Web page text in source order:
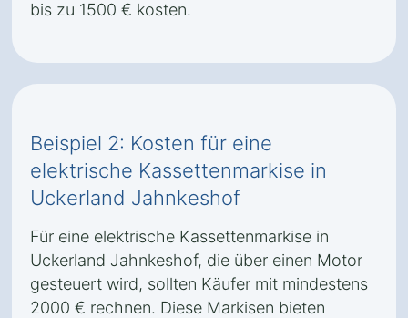
bis zu 1500 € kosten.
Beispiel 2: Kosten für eine
elektrische Kassettenmarkise in
Uckerland Jahnkeshof
Für eine elektrische Kassettenmarkise in
Uckerland Jahnkeshof, die über einen Motor
gesteuert wird, sollten Käufer mit mindestens
2000 € rechnen. Diese Markisen bieten